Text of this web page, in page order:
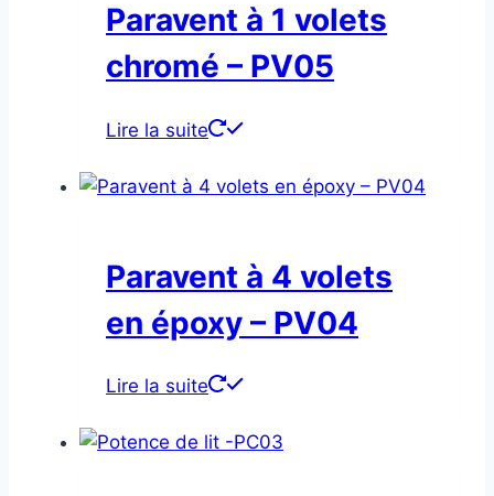
Paravent à 1 volets
chromé – PV05
Lire la suite
Paravent à 4 volets
en époxy – PV04
Lire la suite